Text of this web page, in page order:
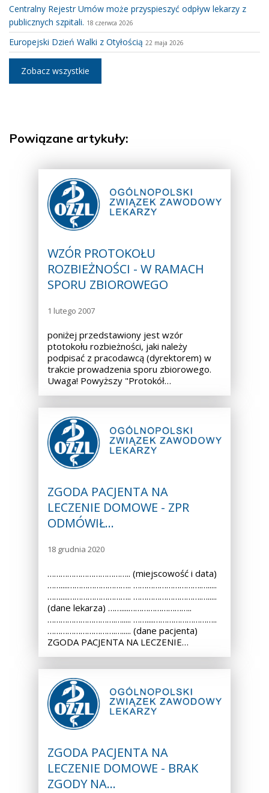
Centralny Rejestr Umów może przyspieszyć odpływ lekarzy z
publicznych szpitali. 18 czerwca 2026
Europejski Dzień Walki z Otyłością 22 maja 2026
Zobacz wszystkie
Powiązane artykuły:
WZÓR PROTOKOŁU
ROZBIEŻNOŚCI - W RAMACH
SPORU ZBIOROWEGO
1 lutego 2007
poniżej przedstawiony jest wzór
ptotokołu rozbieżności, jaki należy
podpisać z pracodawcą (dyrektorem) w
trakcie prowadzenia sporu zbiorowego.
Uwaga! Powyższy "Protokół…
ZGODA PACJENTA NA
LECZENIE DOMOWE - ZPR
ODMÓWIŁ…
18 grudnia 2020
……………………………….. (miejscowość i data)
……....……………………….. ………………………….….....
……....……………………….. ………………………….….....
(dane lekarza) ……....………………………..
………………………….…..... ……....………………………..
………………………….…..... (dane pacjenta)
ZGODA PACJENTA NA LECZENIE…
ZGODA PACJENTA NA
LECZENIE DOMOWE - BRAK
ZGODY NA…